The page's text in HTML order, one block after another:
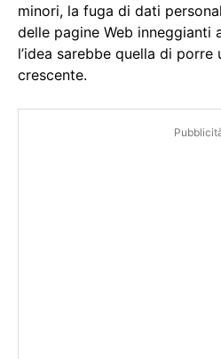
minori, la fuga di dati
delle pagine Web inneggianti
l’idea sarebbe quella di porre
crescente.